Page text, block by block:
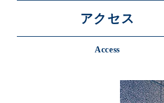
アクセス
Access